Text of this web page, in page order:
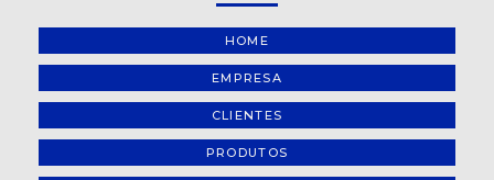
HOME
EMPRESA
CLIENTES
PRODUTOS